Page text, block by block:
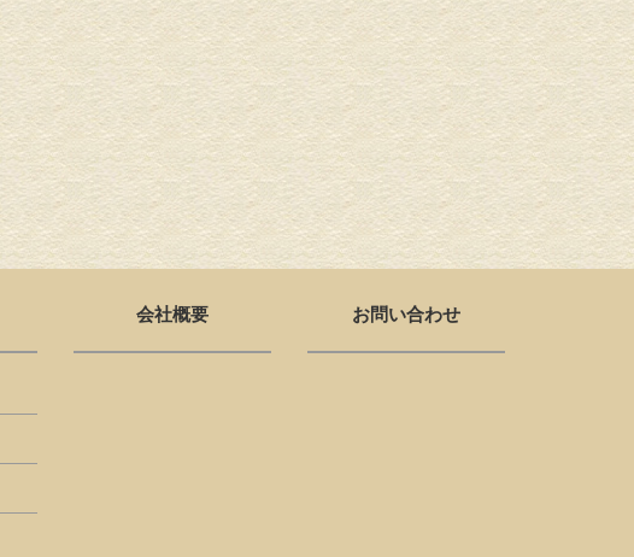
会社概要 お問い合わせ